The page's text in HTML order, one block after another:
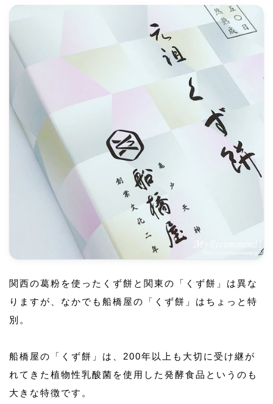
関西の葛粉を使ったくず餅と関東の「くず餅」は異な
りますが、なかでも船橋屋の「くず餅」はちょっと特
別。
船橋屋の「くず餅」は、200年以上も大切に受け継が
れてきた植物性乳酸菌を使用した発酵食品というのも
大きな特徴です。